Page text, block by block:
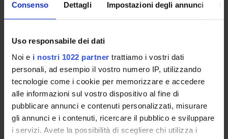
Consenso Dettagli Impostazioni degli annunci
Uso responsabile dei dati
Noi e i nostri 1022 partner trattiamo i vostri dati
personali, ad esempio il vostro numero IP, utilizzando
tecnologie come i cookie per memorizzare e accedere
alle informazioni sul vostro dispositivo al fine di
pubblicare annunci e contenuti personalizzati, misurare
gli annunci e i contenuti, ricercare il pubblico e sviluppare
i servizi. Avete la possibilità di scegliere chi utilizza i
Macro area
Humanities
Subject area
Overview
Enrolment Policy
Courses